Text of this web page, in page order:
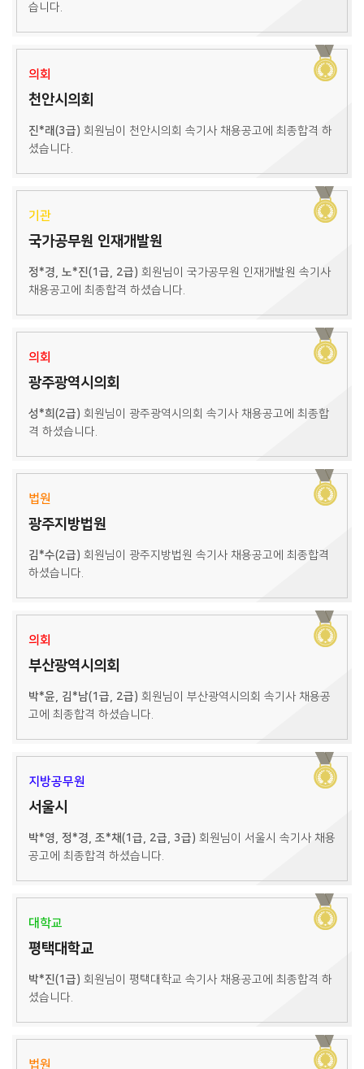
습니다.
의회
천안시의회
진*래(3급) 회원님이 천안시의회 속기사 채용공고에 최종합격 하
셨습니다.
기관
국가공무원 인재개발원
정*경, 노*진(1급, 2급) 회원님이 국가공무원 인재개발원 속기사
채용공고에 최종합격 하셨습니다.
의회
광주광역시의회
성*희(2급) 회원님이 광주광역시의회 속기사 채용공고에 최종합
격 하셨습니다.
법원
광주지방법원
김*수(2급) 회원님이 광주지방법원 속기사 채용공고에 최종합격
하셨습니다.
의회
부산광역시의회
박*윤, 김*남(1급, 2급) 회원님이 부산광역시의회 속기사 채용공
고에 최종합격 하셨습니다.
지방공무원
서울시
박*영, 정*경, 조*채(1급, 2급, 3급) 회원님이 서울시 속기사 채용
공고에 최종합격 하셨습니다.
대학교
평택대학교
박*진(1급) 회원님이 평택대학교 속기사 채용공고에 최종합격 하
셨습니다.
법원